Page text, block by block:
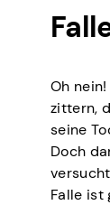
Oh
zittern,
seine
Doch
Falle ist